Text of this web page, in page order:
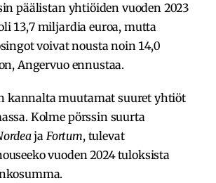
päälistan yhtiöiden vuoden 2023
13,7 miljardia euroa, mutta
voivat nousta noin 14,0
Angervuo ennustaa.
kannalta muutamat suuret yhtiöt
Kolme pörssin suurta
ja Fortum, tulevat
vuoden 2024 tuloksista